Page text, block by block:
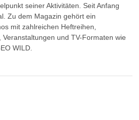
seiner Aktivitäten. Seit Anfang
Zu dem Magazin gehört ein
mit zahlreichen Heftreihen,
und TV-Formaten wie
WILD.